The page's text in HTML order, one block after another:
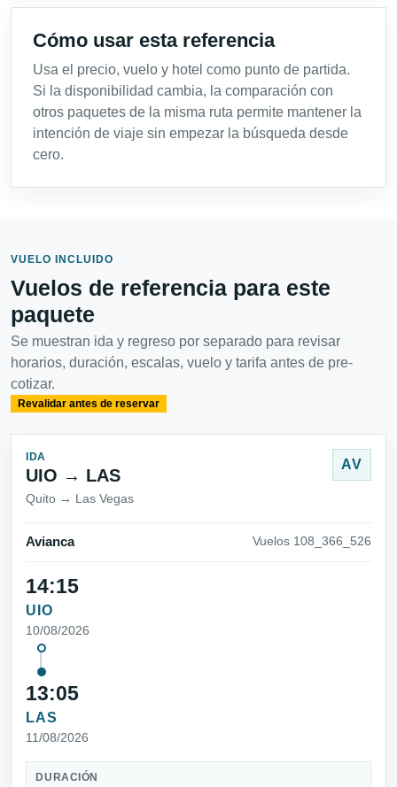
Cómo usar esta referencia
Usa el precio, vuelo y hotel como punto de partida.
Si la disponibilidad cambia, la comparación con
otros paquetes de la misma ruta permite mantener la
intención de viaje sin empezar la búsqueda desde
cero.
VUELO INCLUIDO
Vuelos de referencia para este
paquete
Se muestran ida y regreso por separado para revisar
horarios, duración, escalas, vuelo y tarifa antes de pre-
cotizar.
Revalidar antes de reservar
IDA
UIO → LAS
Quito → Las Vegas
AV
Avianca Vuelos 108_366_526
14:15
UIO
10/08/2026
13:05
LAS
11/08/2026
DURACIÓN